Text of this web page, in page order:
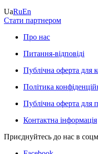
UaRuEn
Стати партнером
Про нас
Питання-відповіді
Публічна оферта для
Політика
Публічна оферта для
Контактна інформація
Приєднуйтесь до нас в